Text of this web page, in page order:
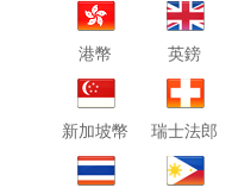
港幣 英鎊
新加坡幣 瑞士法郎